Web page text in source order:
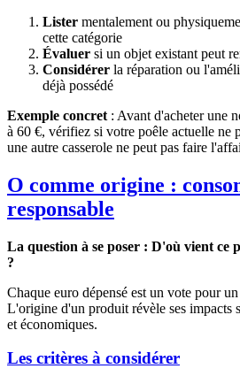
Lister mentalement ou
cette catégorie
Évaluer si un objet existant peut
Considérer la réparation ou
déjà possédé
Exemple concret : Avant d'acheter une
à 60 €, vérifiez si votre poêle actuelle ne
une autre casserole ne peut pas faire
O comme origine :
responsable
La question à se poser : D'où vient
?
Chaque euro dépensé est un vote pour
L'origine d'un produit révèle ses impacts
et économiques.
Les critères à considérer